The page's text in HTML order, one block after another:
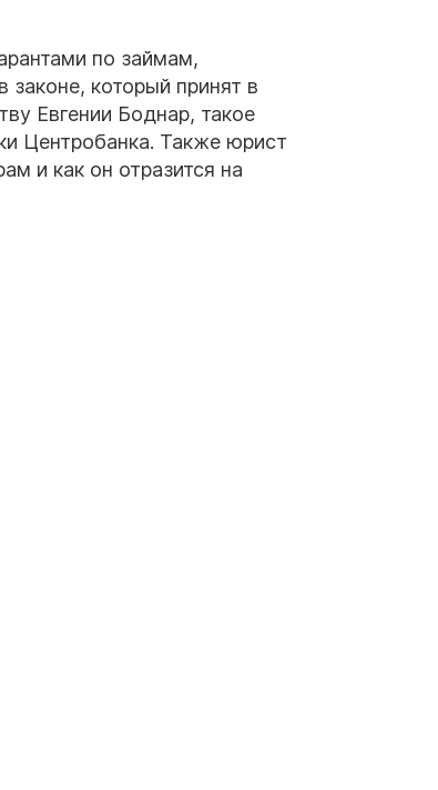
по займам,
законе, который принят в
Евгении Боднар, такое
Центробанка. Также юрист
и как он отразится на